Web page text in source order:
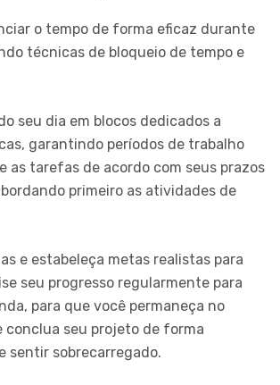
o tempo de forma eficaz durante
técnicas de bloqueio de tempo e
seu dia em blocos dedicados a
garantindo períodos de trabalho
as tarefas de acordo com seus prazos
primeiro as atividades de
e estabeleça metas realistas para
seu progresso regularmente para
para que você permaneça no
conclua seu projeto de forma
sentir sobrecarregado.